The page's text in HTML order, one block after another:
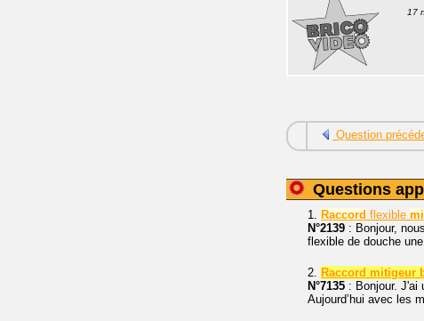
17
Question
Questions
1. Raccord flexible
N°2139 : Bonjour,
flexible de douche
2. Raccord mitigeur
N°7135 : Bonjour. J'ai
Aujourd’hui avec les